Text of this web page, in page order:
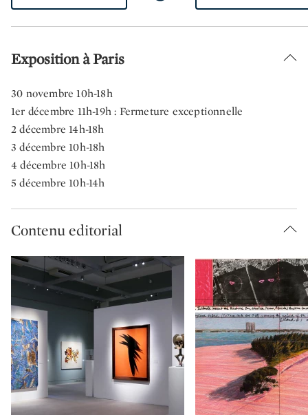
Exposition à Paris
30 novembre 10h-18h
1er décembre 11h-19h : Fermeture exceptionnelle
2 décembre 14h-18h
3 décembre 10h-18h
4 décembre 10h-18h
5 décembre 10h-14h
Contenu editorial